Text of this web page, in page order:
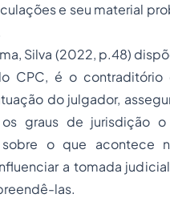
e seu material
Silva (2022, p.48)
CPC, é o contraditório
do julgador,
graus de jurisdição
sobre o que acontece
a tomada
las.